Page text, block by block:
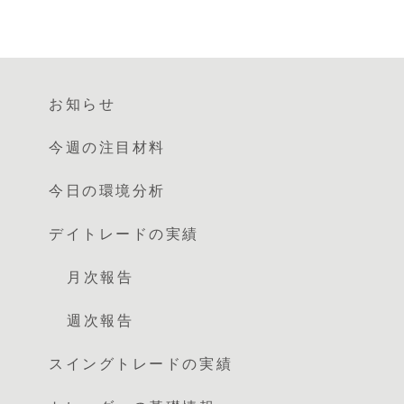
お知らせ
今週の注目材料
今日の環境分析
デイトレードの実績
月次報告
週次報告
スイングトレードの実績